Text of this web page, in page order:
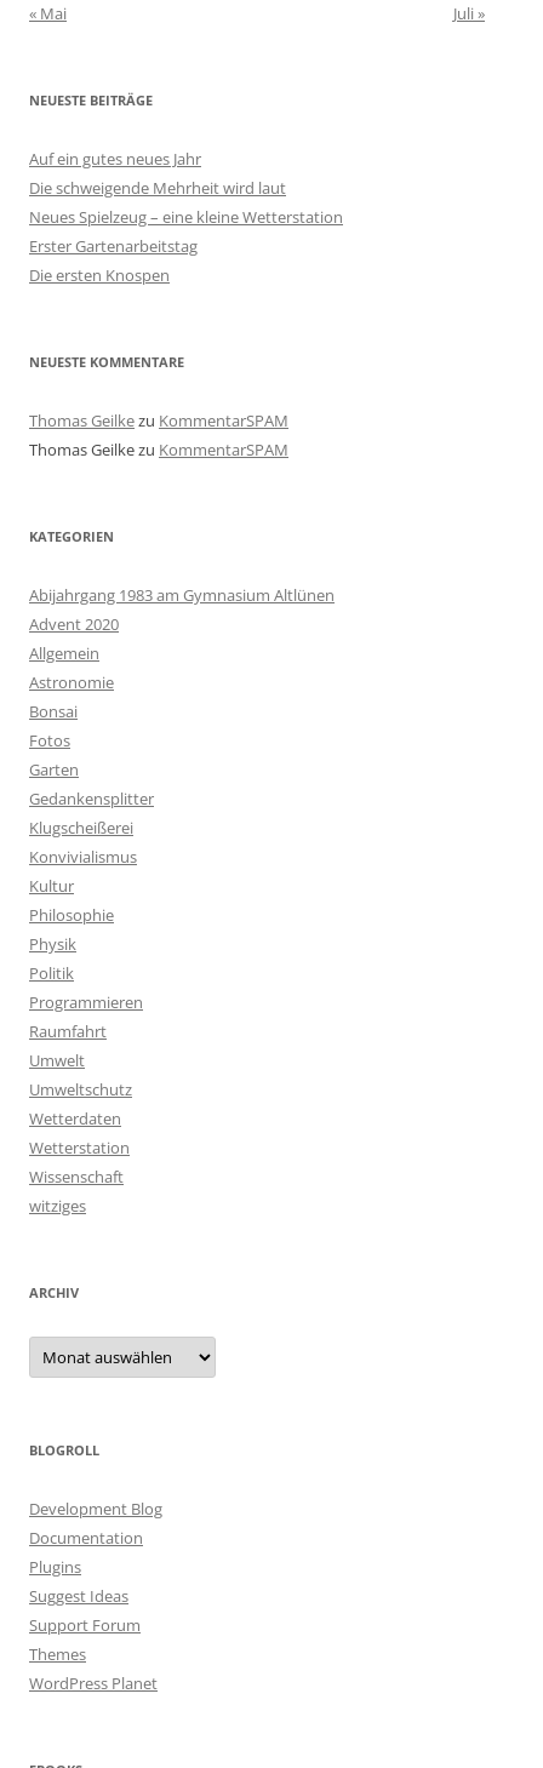
« Mai
Juli »
NEUESTE BEITRÄGE
Auf ein gutes neues Jahr
Die schweigende Mehrheit wird laut
Neues Spielzeug – eine kleine Wetterstation
Erster Gartenarbeitstag
Die ersten Knospen
NEUESTE KOMMENTARE
Thomas Geilkezu KommentarSPAM
Thomas Geilkezu KommentarSPAM
KATEGORIEN
Abijahrgang 1983 am Gymnasium Altlünen
Advent 2020
Allgemein
Astronomie
Bonsai
Fotos
Garten
Gedankensplitter
Klugscheißerei
Konvivialismus
Kultur
Philosophie
Physik
Politik
Programmieren
Raumfahrt
Umwelt
Umweltschutz
Wetterdaten
Wetterstation
Wissenschaft
witziges
ARCHIV
Archiv
BLOGROLL
Development Blog
Documentation
Plugins
Suggest Ideas
Support Forum
Themes
WordPress Planet